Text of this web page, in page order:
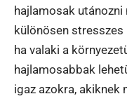
hajlamosak
különösen stresszes
ha valaki a
hajlamosabbak
igaz azokra,